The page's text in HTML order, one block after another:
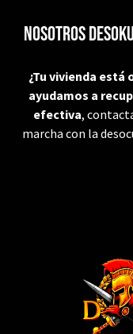
Nosotros
¿Tu vivienda
ayudamos a
efectiva,
marcha con la